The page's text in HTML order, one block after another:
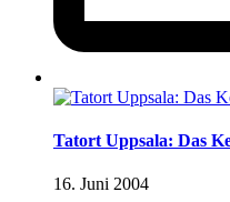
Tatort Uppsala: Das
16. Juni 2004